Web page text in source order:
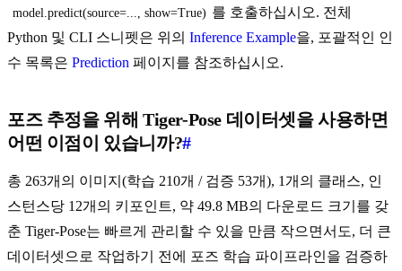
model.predict(source=..., show=True) 를 호출하십시오. 전체
Python 및 CLI 스니펫은 위의 Inference Example을, 포괄적인 인
수 목록은 Prediction 페이지를 참조하십시오.
포즈 추정을 위해 Tiger-Pose 데이터셋을 사용하면
어떤 이점이 있습니까?#
총 263개의 이미지(학습 210개 / 검증 53개), 1개의 클래스, 인
스턴스당 12개의 키포인트, 약 49.8 MB의 다운로드 크기를 갖
춘 Tiger-Pose는 빠르게 관리할 수 있을 만큼 작으면서도, 더 큰
데이터셋으로 작업하기 전에 포즈 학습 파이프라인을 검증하